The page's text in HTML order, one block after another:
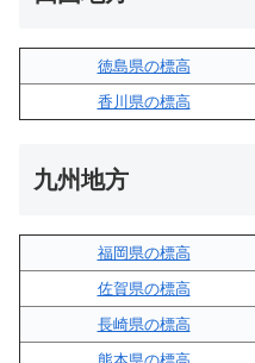
徳島県の標高
香川県の標高
九州地方
福岡県の標高
佐賀県の標高
長崎県の標高